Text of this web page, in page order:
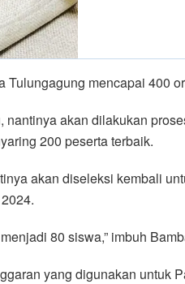
mencapai 400
akan dilakukan
200 peserta terbaik.
akan diseleksi kembali
80 siswa,” imbuh
yang digunakan untuk